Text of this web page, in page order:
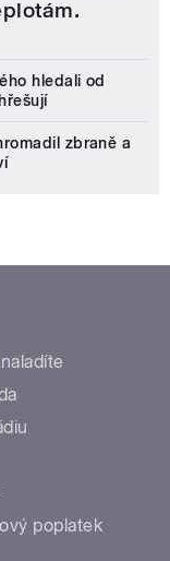
hledali od
zbraně a
poplatek